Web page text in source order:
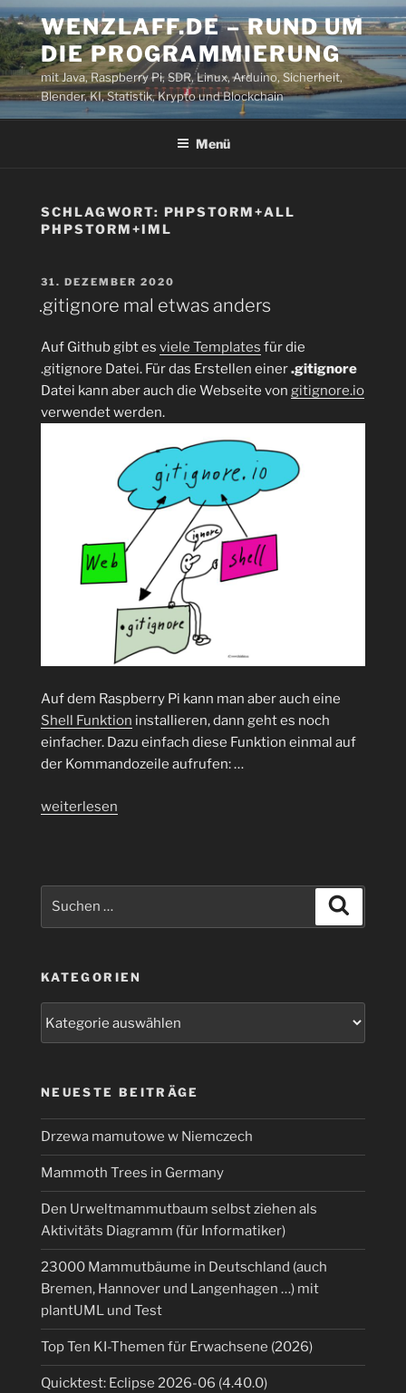
Zum
Inhalt
springen
WENZLAFF.DE – RUND UM
DIE PROGRAMMIERUNG
mit Java, Raspberry Pi, SDR, Linux, Arduino, Sicherheit,
Blender, KI, Statistik, Krypto und Blockchain
Menü
SCHLAGWORT: PHPSTORM+ALL
PHPSTORM+IML
VERÖFFENTLICHT
AM
31. DEZEMBER 2020
.gitignore mal etwas anders
Auf Github gibt es viele Templates für die
.gitignore Datei. Für das Erstellen einer.gitignore
Datei kann aber auch die Webseite von gitignore.io
verwendet werden.
Auf dem Raspberry Pi kann man aber auch eine
Shell Funktion installieren, dann geht es noch
einfacher. Dazu einfach diese Funktion einmal auf
der Kommandozeile aufrufen: …
„.gitignore
weiterlesen
KATEGORIEN
NEUESTE BEITRÄGE
Drzewa mamutowe w Niemczech
Mammoth Trees in Germany
Den Urweltmammutbaum selbst ziehen als
Aktivitäts Diagramm (für Informatiker)
23000 Mammutbäume in Deutschland (auch
Bremen, Hannover und Langenhagen …) mit
plantUML und Test
Top Ten KI-Themen für Erwachsene (2026)
Quicktest: Eclipse 2026-06 (4.40.0)